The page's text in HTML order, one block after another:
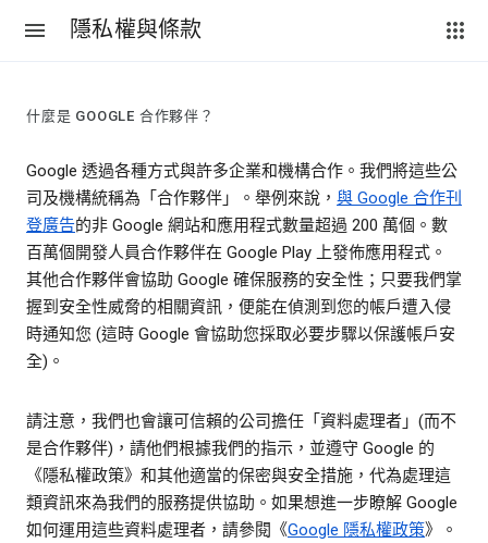
隱私權與條款
什麼是 GOOGLE 合作夥伴？
Google 透過各種方式與許多企業和機構合作。我們將這些公
司及機構統稱為「合作夥伴」。舉例來說， 與 Google 合作刊
登廣告的非 Google 網站和應用程式數量超過 200 萬個。數
百萬個開發人員合作夥伴在 Google Play 上發佈應用程式。
其他合作夥伴會協助 Google 確保服務的安全性；只要我們掌
握到安全性威脅的相關資訊，便能在偵測到您的帳戶遭入侵
時通知您 (這時 Google 會協助您採取必要步驟以保護帳戶安
全)。
請注意，我們也會讓可信賴的公司擔任「資料處理者」(而不
是合作夥伴)，請他們根據我們的指示，並遵守 Google 的
《隱私權政策》和其他適當的保密與安全措施，代為處理這
類資訊來為我們的服務提供協助。如果想進一步瞭解 Google
如何運用這些資料處理者，請參閱《Google 隱私權政策》。